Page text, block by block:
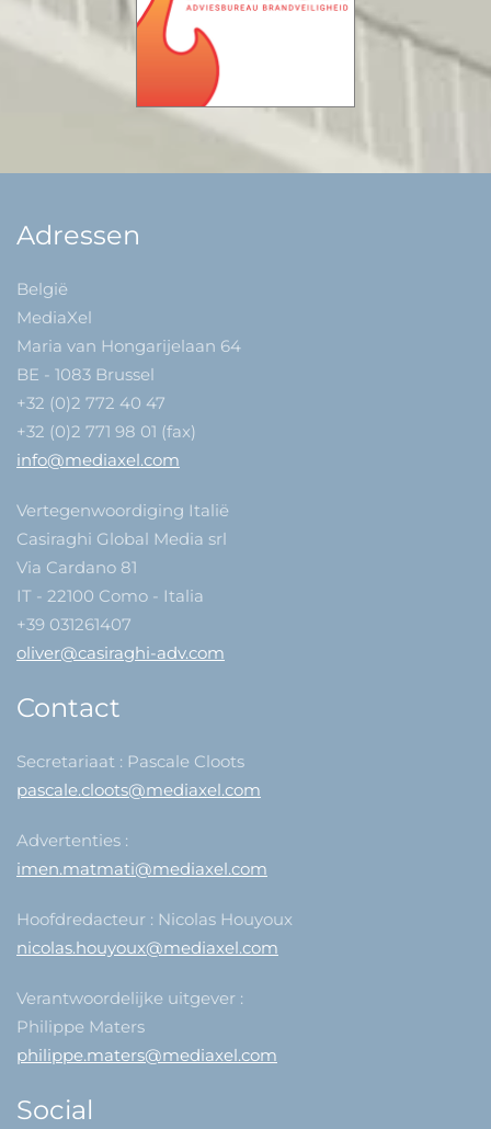
Adressen
België
MediaXel
Maria van Hongarijelaan 64
BE - 1083 Brussel
+32 (0)2 772 40 47
+32 (0)2 771 98 01 (fax)
info@mediaxel.com
Vertegenwoordiging Italië
Casiraghi Global Media srl
Via Cardano 81
IT - 22100 Como - Italia
+39 031261407
oliver@casiraghi-adv.com
Contact
Secretariaat : Pascale Cloots
pascale.cloots@mediaxel.com
Advertenties :
imen.matmati@mediaxel.com
Hoofdredacteur : Nicolas Houyoux
nicolas.houyoux@mediaxel.com
Verantwoordelijke uitgever :
Philippe Maters
philippe.maters@mediaxel.com
Social